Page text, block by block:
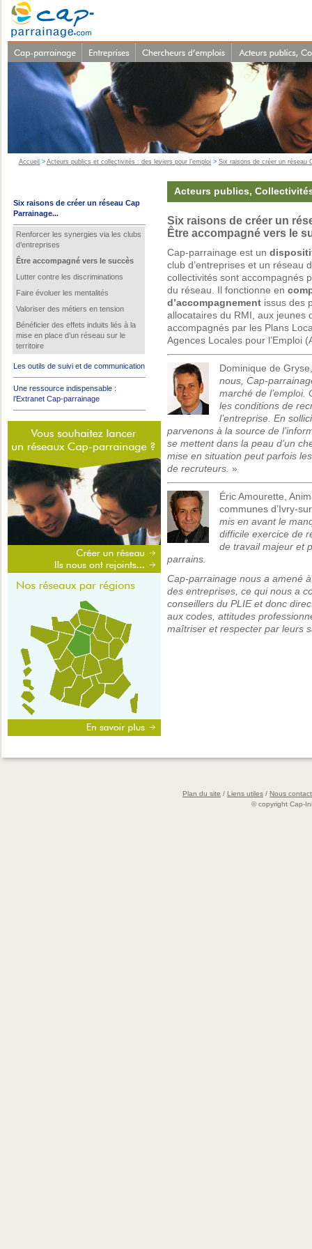
Accueil > Acteurs publics et collectivités : des leviers pour l’emploi > Six raisons de créer un réseau
Acteurs publics,
Six raisons de créer un
Être accompagné vers le
Cap-parrainage est un
club d’entreprises et un réseau
collectivités sont accompagnés
du réseau. Il fonctionne en
d’accompagnement issus des
allocataires du RMI, aux jeunes
accompagnés par les Plans
Agences Locales pour l’Emploi
Dominique de
nous, Cap-
marché de l’emploi.
les conditions de
l’entreprise. En
parvenons à la source de
se mettent dans la peau d’un
mise en situation peut parfois
de recruteurs. »
Éric Amourette,
communes d’Ivry-
mis en avant le
difficile exercice de
de travail majeur et
parrains.
Cap-parrainage nous a amené
des entreprises, ce qui nous a
conseillers du PLIE et donc
aux codes, attitudes
maîtriser et respecter par leurs
Six raisons de créer un réseau Cap
Parrainage...
Renforcer les synergies via les clubs
d’entreprises
Être accompagné vers le succès
Lutter contre les discriminations
Faire évoluer les mentalités
Valoriser des métiers en tension
Bénéficier des effets induits liés à la
mise en place d’un réseau sur le
territoire
Les outils de suivi et de communication
Une ressource indispensable :
l’Extranet Cap-parrainage
Plan du site / Liens utiles / Nous
© copyright Cap-